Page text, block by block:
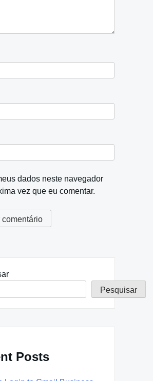
dados neste navegador
vez que eu comentar.
Pesquisar
Posts